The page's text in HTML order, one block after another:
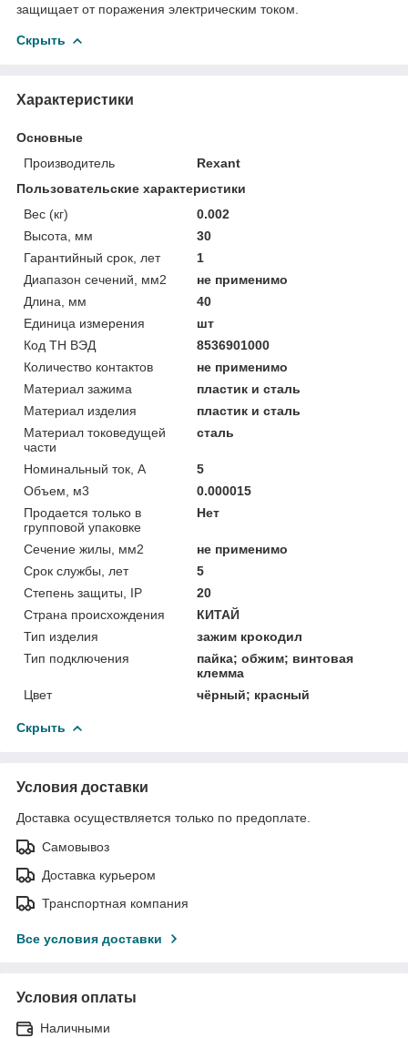
защищает от поражения электрическим током.
Скрыть
Характеристики
Основные
Производитель
Rexant
Пользовательские характеристики
Вес (кг)
0.002
Высота, мм
30
Гарантийный срок, лет
1
Диапазон сечений, мм2
не применимо
Длина, мм
40
Единица измерения
шт
Код ТН ВЭД
8536901000
Количество контактов
не применимо
Материал зажима
пластик и сталь
Материал изделия
пластик и сталь
Материал токоведущей
части
сталь
Номинальный ток, А
5
Объем, м3
0.000015
Продается только в
групповой упаковке
Нет
Сечение жилы, мм2
не применимо
Срок службы, лет
5
Степень защиты, IP
20
Страна происхождения
КИТАЙ
Тип изделия
зажим крокодил
Тип подключения
пайка; обжим; винтовая
клемма
Цвет
чёрный; красный
Скрыть
Условия доставки
Доставка осуществляется только по предоплате.
Самовывоз
Доставка курьером
Транспортная компания
Все условия доставки
Условия оплаты
Наличными